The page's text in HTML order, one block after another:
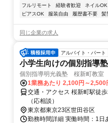
フルリモート
経験者歓迎 ネイルOK
ピアスOK
服装自由 履歴書不要 髪
同じ企業の求人
アルバイト・パート
小学生向けの個別指導
個別指導明光義塾 桜新町教室
1業務あたり 2,100円～2,500
交通・アクセス 桜新町駅徒
（応相談）
東京都東京23区世田谷区
勤務時間詳細 実働時間：1